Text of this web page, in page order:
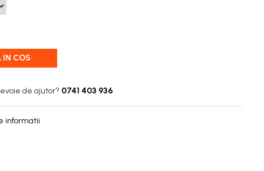
IN COS
de ajutor? 0741 403 936
informatii